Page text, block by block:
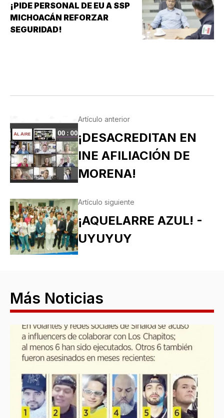
¡PIDE PERSONAL DE EU A SSP
MICHOACÁN REFORZAR
SEGURIDAD!
Artículo anterior
¡DESACREDITAN EN
INE AFILIACIÓN DE
MORENA!
Artículo siguiente
¡AQUELARRE AZUL! -
UYUYUY
Más Noticias